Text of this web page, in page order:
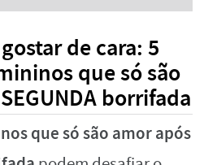
de cara: 5
que só são
borrifada
que só são amor após